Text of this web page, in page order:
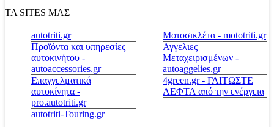
ΤΑ SITES ΜΑΣ
autotriti.gr
Προϊόντα και υπηρεσίες
αυτοκινήτου -
autoaccessories.gr
Επαγγελματικά
αυτοκίνητα -
pro.autotriti.gr
autotriti-Touring.gr
Μοτοσικλέτα - mototriti.gr
Αγγελιες
Μεταχειρισμένων -
autoaggelies.gr
4green.gr - ΓΛΙΤΩΣΤΕ
ΛΕΦΤΑ από την ενέργεια